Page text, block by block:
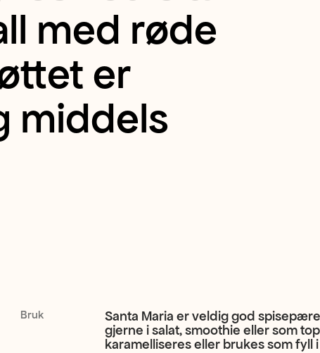
med røde
er
middels
Bruk
Santa Maria er veldig god
gjerne i salat, smoothie eller som
karamelliseres eller brukes som fyll